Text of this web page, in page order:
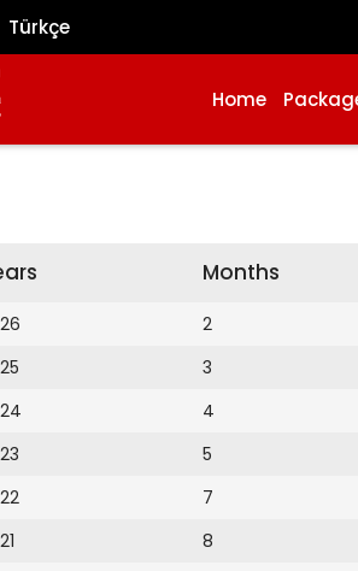
Türkçe
Home
Months
2
3
4
5
7
8